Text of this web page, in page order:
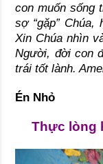
con muốn sống
sợ “gặp”
Xin Chúa nhìn
Người, đời con
trái tốt lành.
Én Nhỏ
Thực lòng